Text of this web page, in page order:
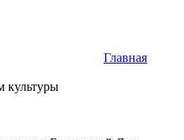
Главная
культуры